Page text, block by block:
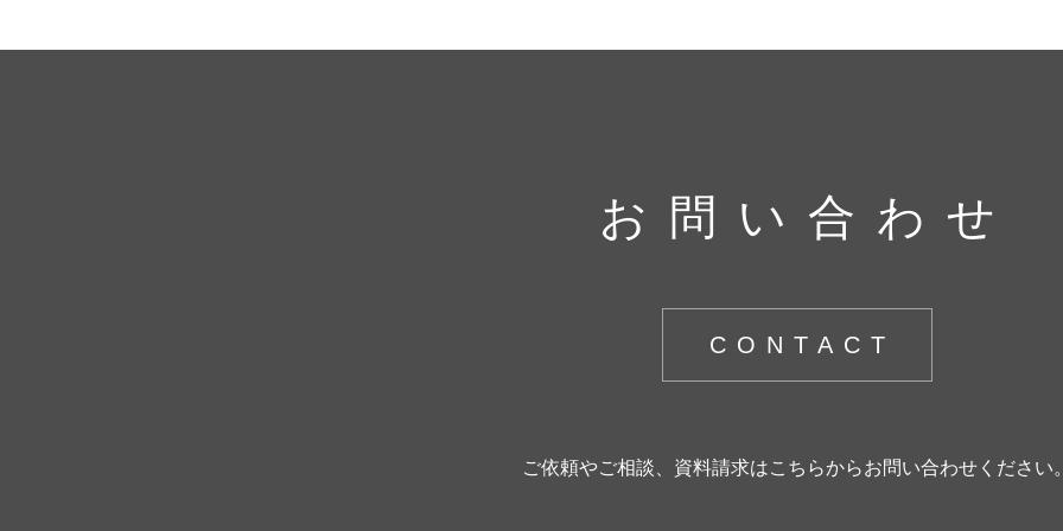
お問い合わせ
CONTACT
ご依頼やご相談、資料請求はこちらからお問い合わせください